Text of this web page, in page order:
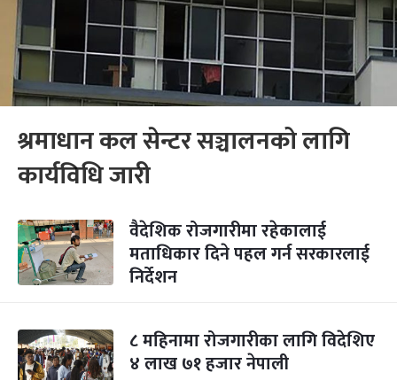
श्रमाधान कल सेन्टर सञ्चालनको लागि
कार्यविधि जारी
वैदेशिक रोजगारीमा रहेकालाई
मताधिकार दिने पहल गर्न सरकारलाई
निर्देशन
८ महिनामा रोजगारीका लागि विदेशिए
४ लाख ७१ हजार नेपाली